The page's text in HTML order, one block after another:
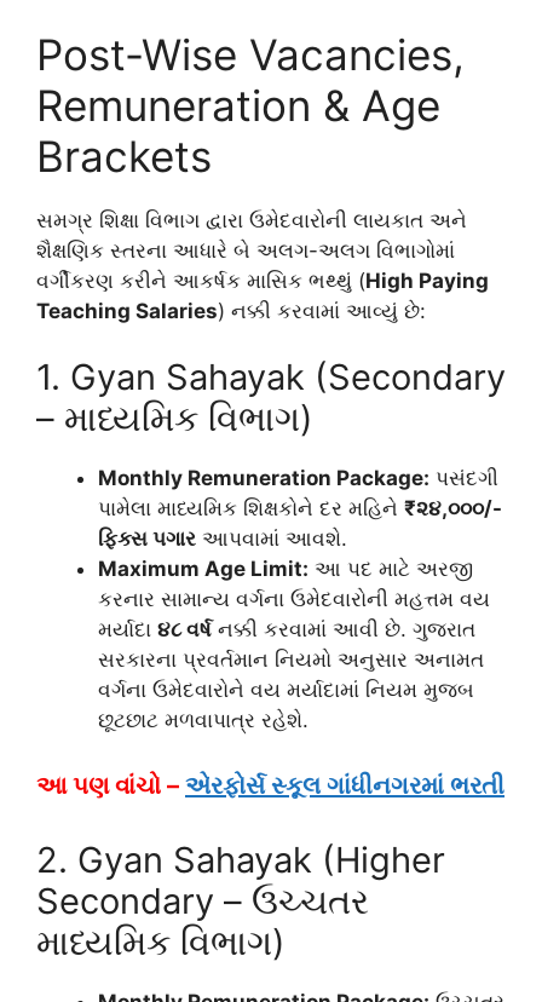
Post-Wise Vacancies,
Remuneration & Age
Brackets
સમગ્ર શિક્ષા વિભાગ દ્વારા ઉમેદવારોની લાયકાત અને
શૈક્ષણિક સ્તરના આધારે બે અલગ-અલગ વિભાગોમાં
વર્ગીકરણ કરીને આકર્ષક માસિક ભથ્થું (High Paying
Teaching Salaries) નક્કી કરવામાં આવ્યું છે:
1. Gyan Sahayak (Secondary
– માધ્યમિક વિભાગ)
Monthly Remuneration Package: પસંદગી
પામેલા માધ્યમિક શિક્ષકોને દર મહિને ₹૨૪,૦૦૦/-
ફિક્સ પગાર આપવામાં આવશે.
Maximum Age Limit: આ પદ માટે અરજી
કરનાર સામાન્ય વર્ગના ઉમેદવારોની મહત્તમ વય
મર્યાદા ૪૮ વર્ષનક્કી કરવામાં આવી છે. ગુજરાત
સરકારના પ્રવર્તમાન નિયમો અનુસાર અનામત
વર્ગના ઉમેદવારોને વય મર્યાદામાં નિયમ મુજબ
છૂટછાટ મળવાપાત્ર રહેશે.
આ પણ વાંચો – એરફોર્સ સ્કૂલ ગાંધીનગરમાં ભરતી
2. Gyan Sahayak (Higher
Secondary – ઉચ્ચતર
માધ્યમિક વિભાગ)